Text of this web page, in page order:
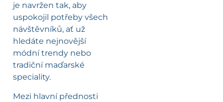
je navržen tak, aby
uspokojil potřeby všech
návštěvníků, ať už
hledáte nejnovější
módní trendy nebo
tradiční maďarské
speciality.
Mezi hlavní přednosti